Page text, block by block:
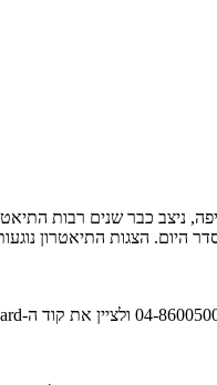
ניצב כבר שנים רבות
היום. הצגות התיאטרון